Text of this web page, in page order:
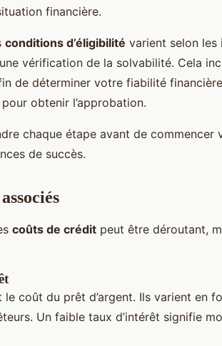
financière.
conditions d’éligibilité varient selon les
vérification de la solvabilité. Cela
de déterminer votre fiabilité
obtenir l’approbation.
chaque étape avant de commencer
de succès.
coûts de crédit peut être déroutant,
le coût du prêt d’argent. Ils varient en
Un faible taux d’intérêt signifie